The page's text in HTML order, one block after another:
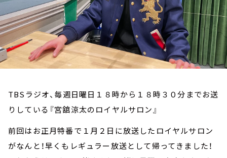
TBSラジオ、毎週日曜日１８時から１８時３０分までお送
りしている『宮舘涼太のロイヤルサロン』
前回はお正月特番で１月２日に放送したロイヤルサロン
がなんと！早くもレギュラー放送として帰ってきました！